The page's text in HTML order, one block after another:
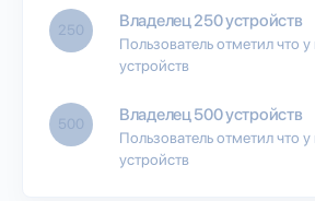
250 Владелец 250 устройств
Пользователь отметил что у
устройств
500 Владелец 500 устройств
Пользователь отметил что у
устройств